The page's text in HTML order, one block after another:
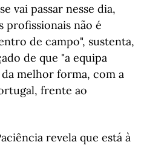
vai passar nesse dia,
profissionais não é
de campo", sustenta,
de que "a equipa
melhor forma, com a
frente ao
revela que está à